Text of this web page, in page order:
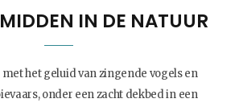
IN DE NATUUR
het geluid van zingende vogels en
onder een zacht dekbed in een